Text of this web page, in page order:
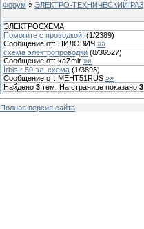
Форум » ЭЛЕКТРО-ТЕХНИЧЕСКИЙ
ЭЛЕКТРОСХЕМА
Помогите с проводкой! (1/2389)
Сообщение от: НИЛОВИЧ »»
схема электропроводки (8/36527)
Сообщение от: kaZmir »»
Irbis r 50 эл. схема (1/3893)
Сообщение от: MEHT51RUS »»
Найдено 3 тем. На странице показано 3
Полная версия сайта